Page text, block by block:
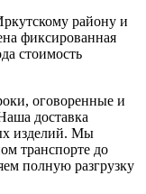
району и
фиксированная
стоимость
оговоренные и
доставка
изделий. Мы
транспорте до
полную разгрузку